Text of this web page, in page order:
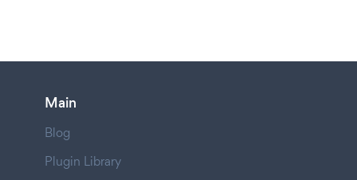
Main
Blog
Plugin Library